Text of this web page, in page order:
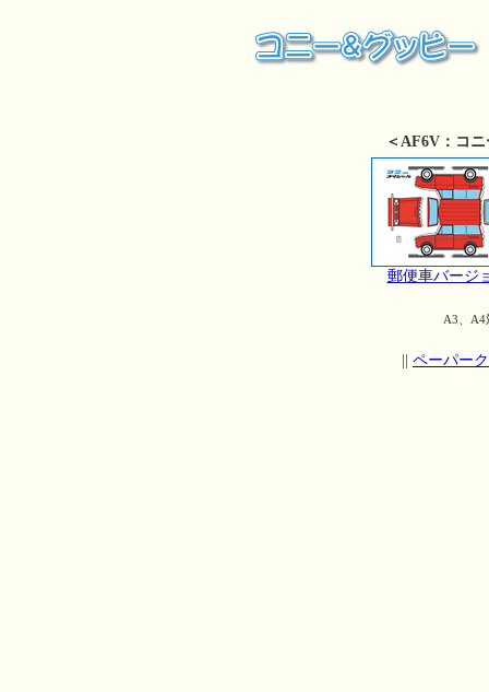
＜AF6V：コ
郵便車バージ
A3、A4
ペーパー